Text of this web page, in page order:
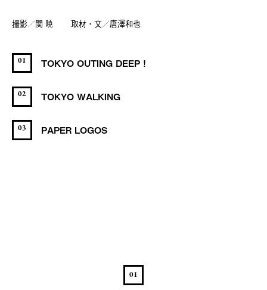
撮影／関 暁 取材・文／唐澤和也
01 TOKYO OUTING DEEP！
02 TOKYO WALKING
03 PAPER LOGOS
01